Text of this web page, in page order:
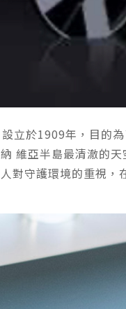
立於1909年，目的
維亞半島最清澈的
對守護環境的重視